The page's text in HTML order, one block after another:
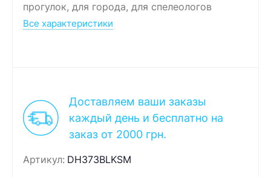
прогулок, для города, для спелеологов
Все характеристики
Доставляем ваши заказы
каждый день и бесплатно на
заказ от 2000 грн.
Артикул: DH373BLKSM